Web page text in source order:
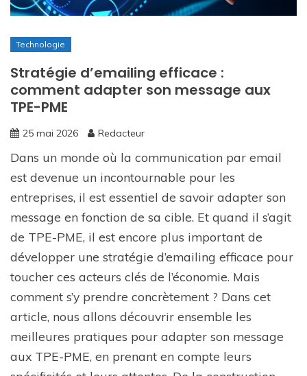
Technologie
Stratégie d’emailing efficace :
comment adapter son message aux
TPE-PME
25 mai 2026 Redacteur
Dans un monde où la communication par email
est devenue un incontournable pour les
entreprises, il est essentiel de savoir adapter son
message en fonction de sa cible. Et quand il s’agit
de TPE-PME, il est encore plus important de
développer une stratégie d’emailing efficace pour
toucher ces acteurs clés de l’économie. Mais
comment s’y prendre concrètement ? Dans cet
article, nous allons découvrir ensemble les
meilleures pratiques pour adapter son message
aux TPE-PME, en prenant en compte leurs